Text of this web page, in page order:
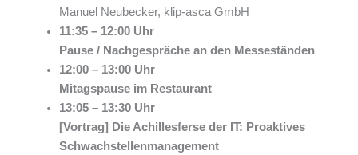
Manuel Neubecker, klip-asca GmbH
11:35 – 12:00 Uhr
Pause / Nachgespräche an den Messeständen
12:00 – 13:00 Uhr
Mitagspause im Restaurant
13:05 – 13:30 Uhr
[Vortrag] Die Achillesferse der IT: Proaktives
Schwachstellenmanagement